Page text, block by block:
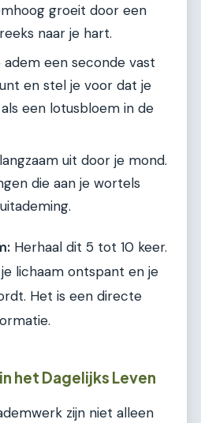
groeit door een
naar je hart.
adem een seconde vast
en stel je voor dat je
een lotusbloem in de
uit door je mond.
die aan je wortels
Herhaal dit 5 tot 10 keer.
lichaam ontspant en je
Het is een directe
het Dagelijks Leven
zijn niet alleen